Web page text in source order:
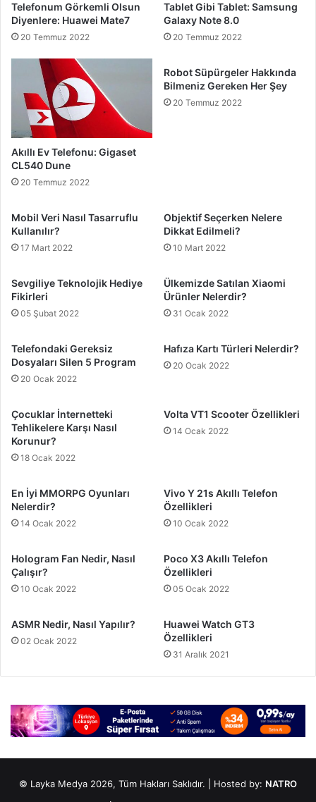
Telefonum Görkemli Olsun
Diyenlere: Huawei Mate7
20 Temmuz 2022
Tablet Gibi Tablet: Samsung
Galaxy Note 8.0
20 Temmuz 2022
Akıllı Ev Telefonu: Gigaset
CL540 Dune
20 Temmuz 2022
Robot Süpürgeler Hakkında
Bilmeniz Gereken Her Şey
20 Temmuz 2022
Mobil Veri Nasıl Tasarruflu
Kullanılır?
17 Mart 2022
Objektif Seçerken Nelere
Dikkat Edilmeli?
10 Mart 2022
Sevgiliye Teknolojik Hediye
Fikirleri
05 Şubat 2022
Ülkemizde Satılan Xiaomi
Ürünler Nelerdir?
31 Ocak 2022
Telefondaki Gereksiz
Dosyaları Silen 5 Program
20 Ocak 2022
Hafıza Kartı Türleri Nelerdir?
20 Ocak 2022
Çocuklar İnternetteki
Tehlikelere Karşı Nasıl
Korunur?
18 Ocak 2022
Volta VT1 Scooter Özellikleri
14 Ocak 2022
En İyi MMORPG Oyunları
Nelerdir?
14 Ocak 2022
Vivo Y 21s Akıllı Telefon
Özellikleri
10 Ocak 2022
Hologram Fan Nedir, Nasıl
Çalışır?
10 Ocak 2022
Poco X3 Akıllı Telefon
Özellikleri
05 Ocak 2022
ASMR Nedir, Nasıl Yapılır?
02 Ocak 2022
Huawei Watch GT3
Özellikleri
31 Aralık 2021
© Layka Medya 2026, Tüm Hakları Saklıdır. | Hosted by: NATRO